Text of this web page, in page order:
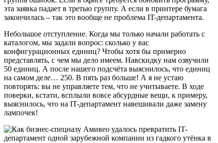
эта заявка падает в третью группу. А если в принтере бумага
закончилась – так это вообще не проблема IT-департамента.
Небольшое отступление. Когда мы только начали работать с
каталогом, мы задали вопрос: сколько у вас
конфигурационных единиц? Чтобы хотя бы примерно
представлять, с чем мы дело имеем. Навскидку нам озвучили
50 единиц. А после нашего подсчёта выяснилось, что единиц
на самом деле… 250. В пять раз больше! А я не устаю
повторять: вы не управляете тем, что не учитываете. В ходе
поверки, кстати, всплыли вовсе абсурдные вещи, к примеру,
выяснилось, что на IT-департамент навешивали даже замену
лампочек!